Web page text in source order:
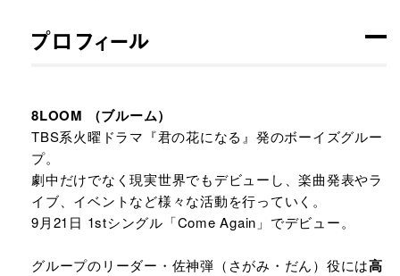
プロフィール
8LOOM （ブルーム）​
TBS系火曜ドラマ『君の花になる』発のボーイズグルー
プ。​
劇中だけでなく現実世界でもデビューし、楽曲発表やラ
イブ、イベントなど様々な活動を行っていく。​
9月21日 1stシングル「Come Again」でデビュー。​
グループのリーダー・佐神弾（さがみ・だん）役には高